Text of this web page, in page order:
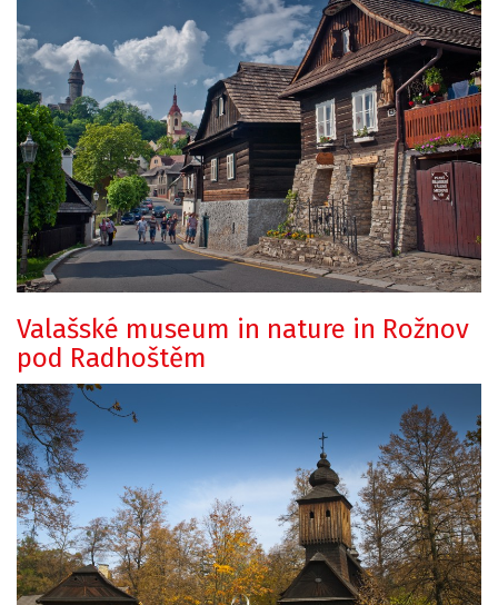
Valašské museum in nature in Rožnov
pod Radhoštěm